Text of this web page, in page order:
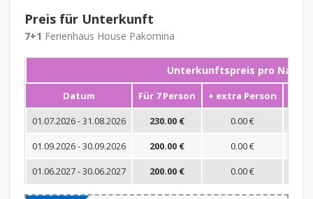
Preis für Unterkunft
7+1 Ferienhaus House Pakomina
Unterkunftspreis pro Nacht
Datum Für 7 Person + extra Person
01.07.2026 - 31.08.2026
230.00 €
0.00 €
01.09.2026 - 30.09.2026
200.00 €
0.00 €
01.06.2027 - 30.06.2027
200.00 € 0.00 €